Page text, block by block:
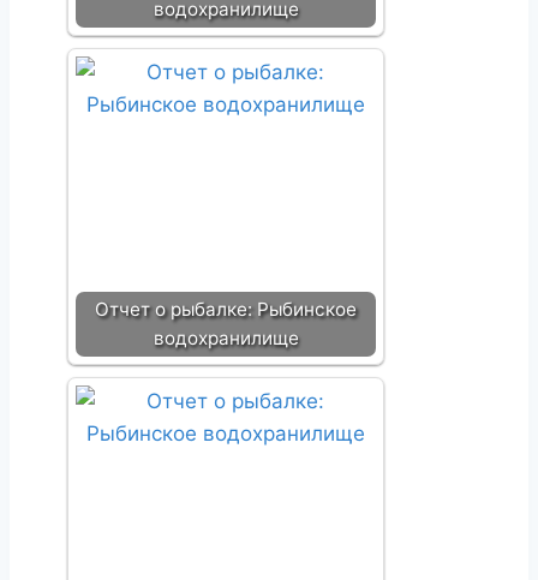
водохранилище
Отчет о рыбалке: Рыбинское
водохранилище